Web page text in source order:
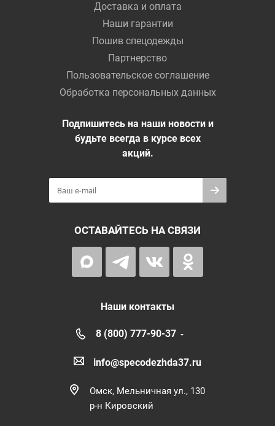
Доставка и оплата
Наши гарантии
Пошив спецодежды
Партнерство
Пользовательское соглашение
Обработка персональных данных
Подпишитесь на наши новости и
будьте всегда в курсе всех
акций.
ОСТАВАЙТЕСЬ НА СВЯЗИ
Наши контакты
8 (800) 777-90-37
info@specodezhda37.ru
Омск, Мельничная ул., 130
р-н Кировский